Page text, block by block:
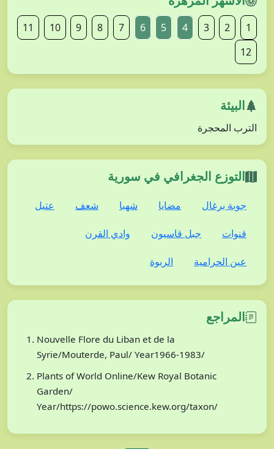
1
2
3
4
5
6
7
8
9
10
11
12
البيئة
الترب المحجرة
التوزع الجغرافي في سورية
جوبة برغال مضايا شهبا شعف عتيل
قنوات جبل قاسيون وادي القرن
عين الحرامية الربوة
المراجع
Nouvelle Flore du Liban et de la
Syrie/Mouterde, Paul/ Year1966-1983/
Plants of World Online/Kew Royal Botanic
Garden/
Year/https://powo.science.kew.org/taxon/